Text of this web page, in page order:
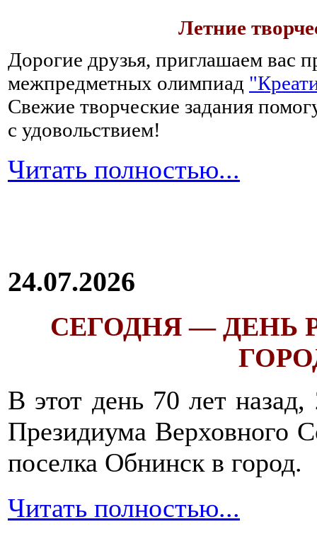
Летние
Дорогие друзья, приглашаем вас
межпредметных олимпиад
Свежие творческие задания
с удовольствием!
Читать полностью...
24.07.2026
СЕГОДНЯ — ДЕНЬ
В этот день 70 лет
Президиума Верховного
поселка Обнинск в город.
Читать полностью...